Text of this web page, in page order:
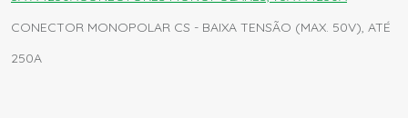
CONECTOR MONOPOLAR CS - BAIXA TENSÃO (MAX. 50V), ATÉ
250A